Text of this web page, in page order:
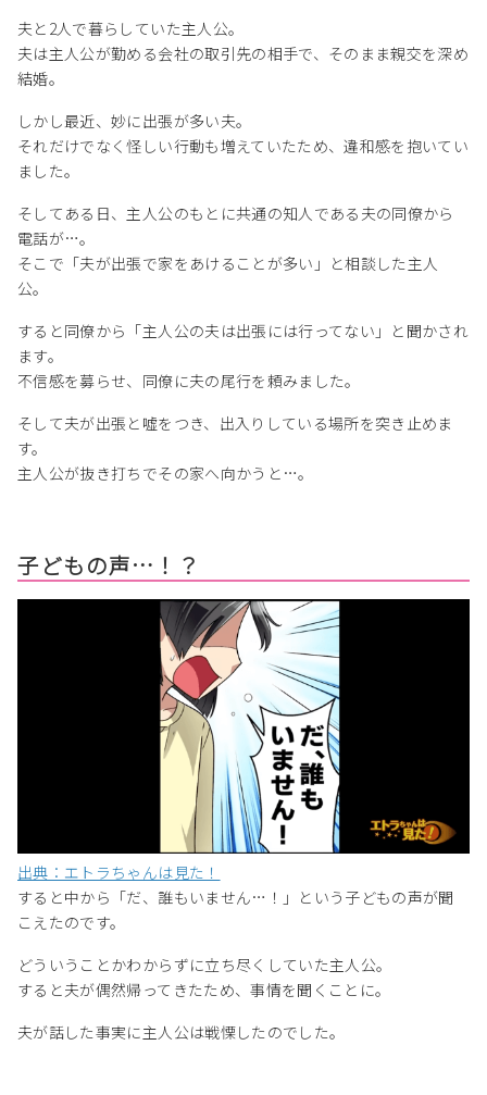
夫と2人で暮らしていた主人公。
夫は主人公が勤める会社の取引先の相手で、そのまま親交を深め
結婚。
しかし最近、妙に出張が多い夫。
それだけでなく怪しい行動も増えていたため、違和感を抱いてい
ました。
そしてある日、主人公のもとに共通の知人である夫の同僚から
電話が…。
そこで「夫が出張で家をあけることが多い」と相談した主人
公。
すると同僚から「主人公の夫は出張には行ってない」と聞かされ
ます。
不信感を募らせ、同僚に夫の尾行を頼みました。
そして夫が出張と嘘をつき、出入りしている場所を突き止めま
す。
主人公が抜き打ちでその家へ向かうと…。
子どもの声…！？
出典：エトラちゃんは見た！
すると中から「だ、誰もいません…！」という子どもの声が聞
こえたのです。
どういうことかわからずに立ち尽くしていた主人公。
すると夫が偶然帰ってきたため、事情を聞くことに。
夫が話した事実に主人公は戦慄したのでした。